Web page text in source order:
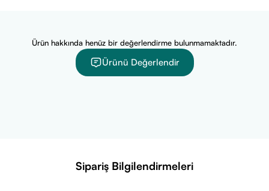
Alfa lipoik asit ve krom içeriğiyle destek
Günde 2 kapsül ile kolay kullanım
11 yaş ve üzeri bireyler için uygun
Ürün hakkında henüz bir değerlendirme bulunmamaktadır.
Ürünü Değerlendir
Sipariş Bilgilendirmeleri